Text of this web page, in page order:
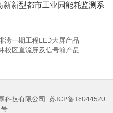
新型都市工业园能耗监测系
涝一期工程LED大屏产品
校区直流屏及信号箱产品
科技有限公司
苏ICP备18044520
号